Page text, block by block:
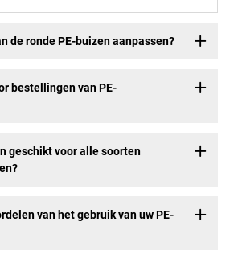
de ronde PE-buizen aanpassen?
bestellingen van PE-
geschikt voor alle soorten
van het gebruik van uw PE-